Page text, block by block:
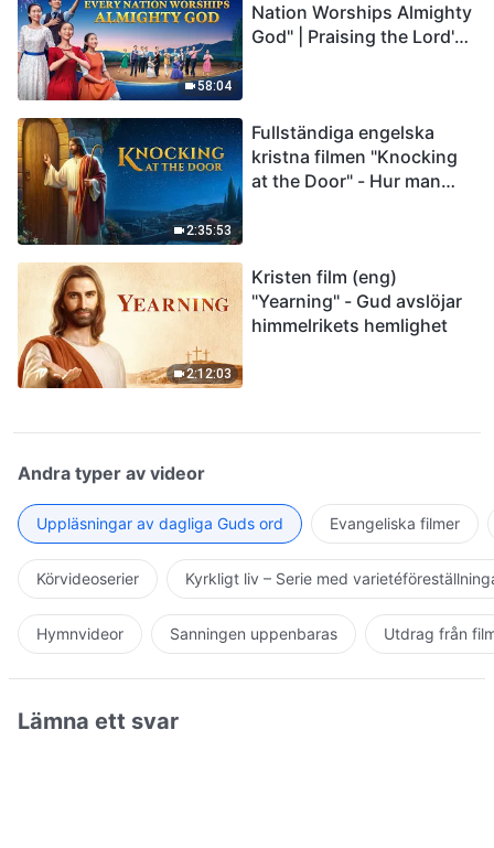
58:04
Nation Worships Almighty
God" | Praising the Lord's
2:35:53
Fullständiga engelska
kristna filmen "Knocking
at the Door" - Hur man
2:12:03
Kristen film (eng)
"Yearning" - Gud avslöjar
himmelrikets hemlighet
Andra typer av videor
Uppläsningar av dagliga Guds ord Evangeliska filmer
Körvideoserier Kyrkligt liv – Serie med
Hymnvideor Sanningen uppenbaras Utdrag från
Lämna ett svar